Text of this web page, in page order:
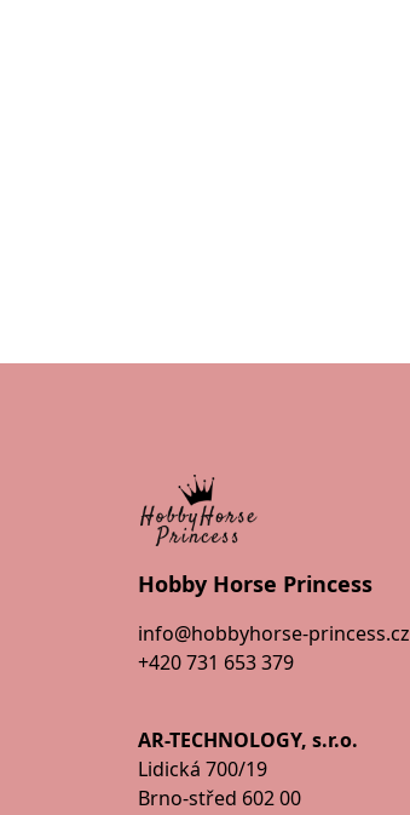
Hobby Horse Princess
info@hobbyhorse-princess.cz
+420 731 653 379
AR-TECHNOLOGY, s.r.o.
Lidická 700/19
Brno-střed 602 00